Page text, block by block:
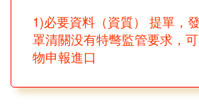
1)必要資料（資質） 提單，
罩清關没有特彆監管要求，
物申報進口